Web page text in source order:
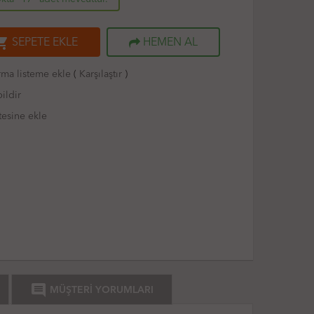
SEPETE EKLE HEMEN AL
listeme ekle ( Karşılaştır)
ekle
comment MÜŞTERİ YORUMLARI